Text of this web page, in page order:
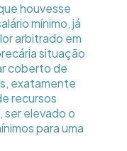
houvesse
mínimo, já
arbitrado em
situação
coberto de
exatamente
recursos
ser elevado o
para uma